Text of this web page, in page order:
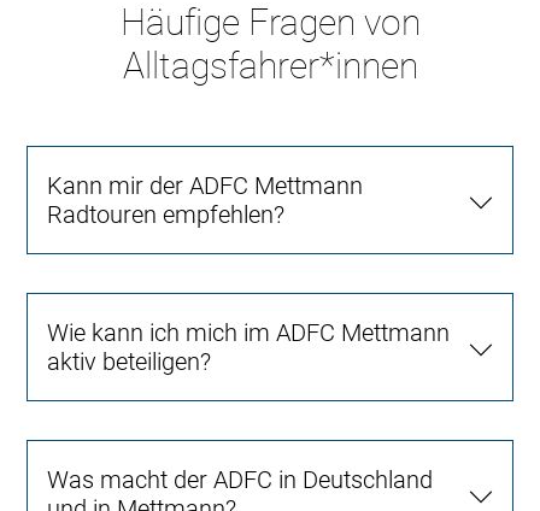
Häufige Fragen von
Alltagsfahrer*innen
Kann mir der ADFC Mettmann
Radtouren empfehlen?
Wie kann ich mich im ADFC Mettmann
aktiv beteiligen?
Was macht der ADFC in Deutschland